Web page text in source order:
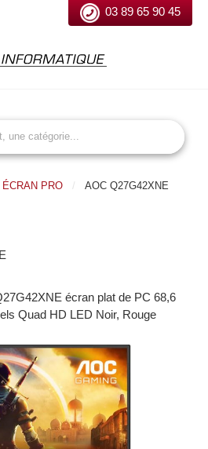
03 89 65 90 45
ÉCRAN PRO AOC Q27G42XNE
écran plat de PC 68,6
Quad HD LED Noir, Rouge